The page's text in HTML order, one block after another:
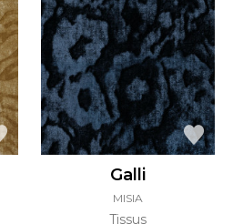
Galli
MISIA
Tissus